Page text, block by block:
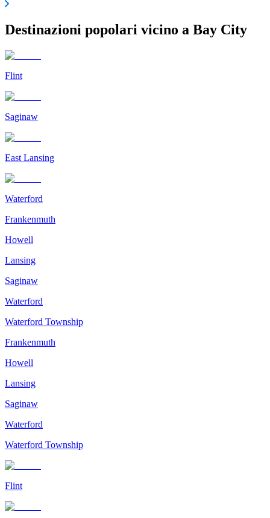
Destinazioni popolari vicino a Bay City
Flint
Saginaw
East Lansing
Waterford
Frankenmuth
Howell
Lansing
Saginaw
Waterford
Waterford Township
Frankenmuth
Howell
Lansing
Saginaw
Waterford
Waterford Township
Flint